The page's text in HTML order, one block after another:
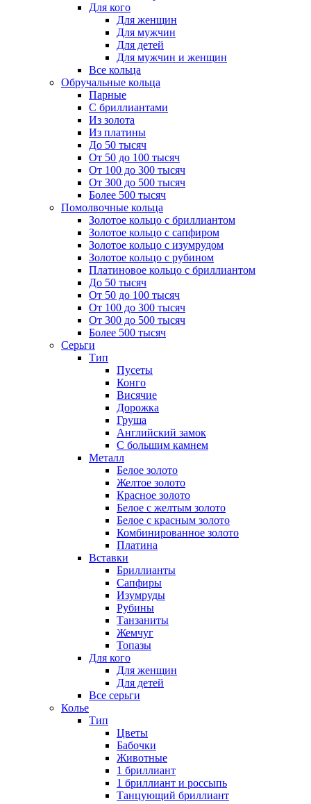
Для кого
Для женщин
Для мужчин
Для детей
Для мужчин и женщин
Все кольца
Обручальные кольца
Парные
С бриллиантами
Из золота
Из платины
До 50 тысяч
От 50 до 100 тысяч
От 100 до 300 тысяч
От 300 до 500 тысяч
Более 500 тысяч
Помолвочные кольца
Золотое кольцо с бриллиантом
Золотое кольцо с сапфиром
Золотое кольцо с изумрудом
Золотое кольцо с рубином
Платиновое кольцо с бриллиантом
До 50 тысяч
От 50 до 100 тысяч
От 100 до 300 тысяч
От 300 до 500 тысяч
Более 500 тысяч
Серьги
Тип
Пусеты
Конго
Висячие
Дорожка
Груша
Английский замок
С большим камнем
Металл
Белое золото
Желтое золото
Красное золото
Белое с желтым золото
Белое с красным золото
Комбинированное золото
Платина
Вставки
Бриллианты
Сапфиры
Изумруды
Рубины
Танзаниты
Жемчуг
Топазы
Для кого
Для женщин
Для детей
Все серьги
Колье
Тип
Цветы
Бабочки
Животные
1 бриллиант
1 бриллиант и россыпь
Танцующий бриллиант